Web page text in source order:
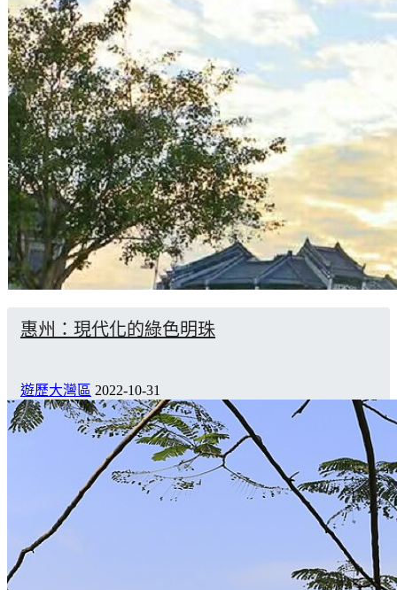
惠州：現代化的綠色明珠
遊歷大灣區 2022-10-31